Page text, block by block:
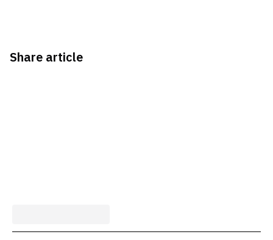
Share article